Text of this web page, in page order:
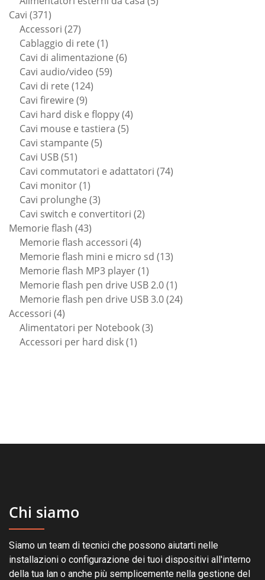
Cavi 371371
prodotti
Accessori 2727
prodotti
Cablaggio di rete 11
prodotto
Cavi di alimentazione 66
Cavi audio/video 5959
Cavi di rete 124124
Cavi firewire 99
prodotti
Cavi hard disk e floppy 44
Cavi mouse e tastiera 55
Cavi stampante 55
Cavi USB 5151
prodotti
Cavi commutatori e adattatori 7474
Cavi monitor 11
prodotto
Cavi prolunghe 33
prodotti
Cavi switch e convertitori 22
Memorie flash 4343
prodotti
Memorie flash accessori 44
prodotti
Memorie flash mini e micro sd 1313
Memorie flash MP3 player 11
prodotto
Memorie flash pen drive USB 2.0 11
prodotto
Memorie flash pen drive USB 3.0 2424
Accessori 44
prodotti
Alimentatori per Notebook 33
Accessori per hard disk 11
Chi siamo
Siamo un team di tecnici che possono aiutarti nelle
installazioni o configurazione dei tuoi dispositivi all'interno
della tua lan o anche più semplicemente nella gestione del